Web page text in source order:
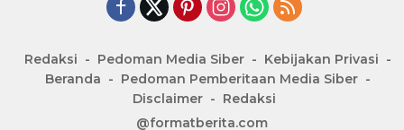
Redaksi Pedoman Media Siber
Kebijakan Privasi
Beranda
Pedoman Pemberitaan Media Siber
Disclaimer
Redaksi
@formatberita.com